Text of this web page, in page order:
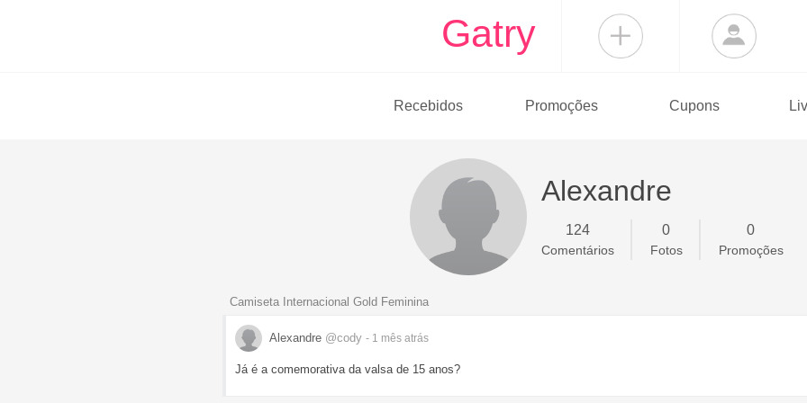
Gatry
Recebidos Promoções Cupons
Alexandre
124
Comentários
0
Fotos
0
Promoções
Camiseta Internacional Gold Feminina
Alexandre @cody - 1 mês atrás
Já é a comemorativa da valsa de 15 anos?